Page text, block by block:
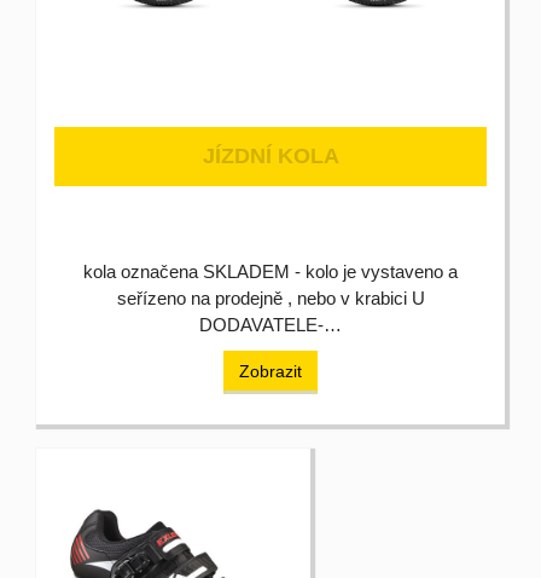
JÍZDNÍ KOLA
kola označena SKLADEM - kolo je vystaveno a
seřízeno na prodejně , nebo v krabici U
DODAVATELE-…
Zobrazit